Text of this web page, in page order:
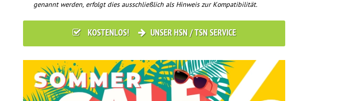
genannt werden, erfolgt dies ausschließlich als Hinweis zur Kompatibilität.
KOSTENLOS! UNSER HSN / TSN SERVICE